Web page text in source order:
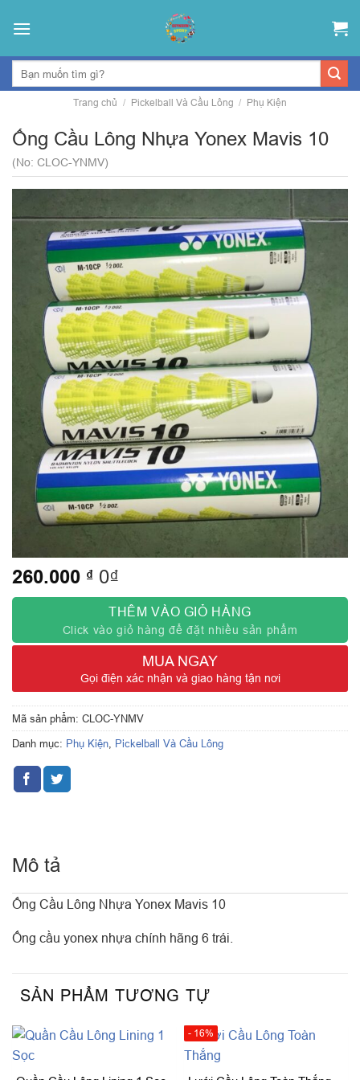
Trang chủ / Pickelball Và Cầu Lông / Phụ Kiện
Ống Cầu Lông Nhựa Yonex Mavis 10
(No: CLOC-YNMV)
260.000 ₫ 0₫
THÊM VÀO GIỎ HÀNG
Click vào giỏ hàng để đặt nhiều sản phẩm
MUA NGAY
Gọi điện xác nhận và giao hàng tận nơi
Mã sản phẩm: CLOC-YNMV
Danh mục: Phụ Kiện Pickelball Và Cầu Lông
Mô tả
Ống Cầu Lông Nhựa Yonex Mavis 10
Ống cầu yonex nhựa chính hãng 6 trái.
SẢN PHẨM TƯƠNG TỰ
- 16%